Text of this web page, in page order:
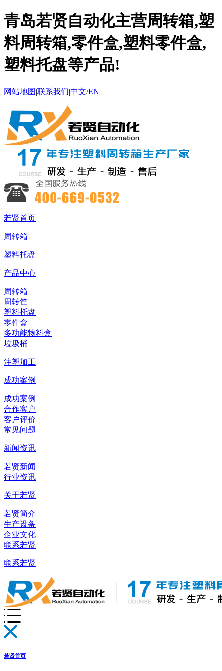
青岛若贤自动化主营周转箱,塑
料周转箱,零件盒,塑料零件盒,
塑料托盘等产品!
网站地图|联系我们|中文/EN
若贤首页
周转箱
塑料托盘
产品中心
周转箱
周转筐
塑料托盘
零件盒
多功能物料盒
垃圾桶
注塑加工
成功案例
成功案例
合作客户
客户评价
常见问题
新闻资讯
若贤新闻
行业资讯
关于若贤
若贤简介
生产设备
企业文化
联系若贤
联系若贤
若贤首页